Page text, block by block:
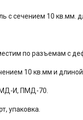
с сечением 10 кв.мм.
по разъемам с
10 кв.мм и
МД-И, ПМД-70.
упаковка.